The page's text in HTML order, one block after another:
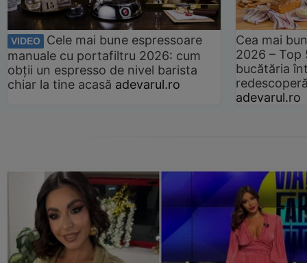
VIDEO
Cele mai bune espressoare
manuale cu portafiltru 2026: cum
obții un espresso de nivel barista
chiar la tine acasă adevarul.ro
Cea mai
2026 –
bucătăria
adevarul.ro